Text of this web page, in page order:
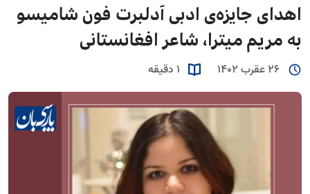
اهدای جایزه‌ی ادبی آدلبرت فون شامیسو
به مریم میترا، شاعر افغانستانی
26 عقرب 1402 1 دقیقه